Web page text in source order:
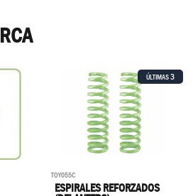
ÚLTIMAS3
TOY055C
ESPIRALES REFORZADOS